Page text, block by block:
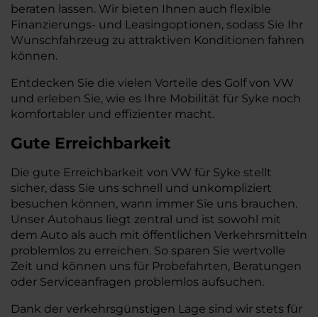
beraten lassen. Wir bieten Ihnen auch flexible
Finanzierungs- und Leasingoptionen, sodass Sie Ihr
Wunschfahrzeug zu attraktiven Konditionen fahren
können.
Entdecken Sie die vielen Vorteile des Golf von VW
und erleben Sie, wie es Ihre Mobilität für Syke noch
komfortabler und effizienter macht.
Gute Erreichbarkeit
Die gute Erreichbarkeit von VW für Syke stellt
sicher, dass Sie uns schnell und unkompliziert
besuchen können, wann immer Sie uns brauchen.
Unser Autohaus liegt zentral und ist sowohl mit
dem Auto als auch mit öffentlichen Verkehrsmitteln
problemlos zu erreichen. So sparen Sie wertvolle
Zeit und können uns für Probefahrten, Beratungen
oder Serviceanfragen problemlos aufsuchen.
Dank der verkehrsgünstigen Lage sind wir stets für